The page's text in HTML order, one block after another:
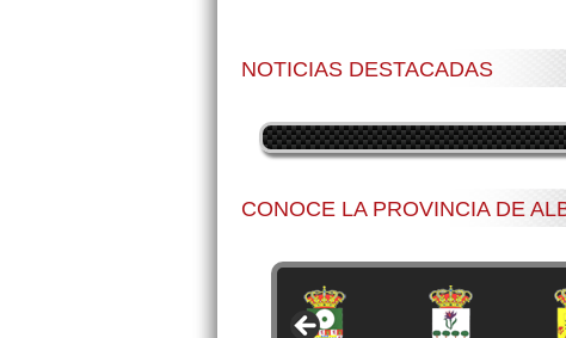
NOTICIAS DESTACADAS
CONOCE LA PROVINCIA DE